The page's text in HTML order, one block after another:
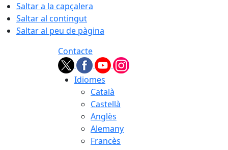
Saltar a la capçalera
Saltar al contingut
Saltar al peu de pàgina
Contacte
Idiomes
Català
Castellà
Anglès
Alemany
Francès